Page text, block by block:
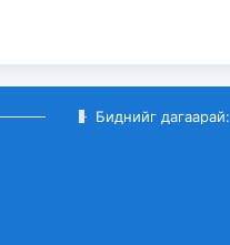
Биднийг дагаарай: